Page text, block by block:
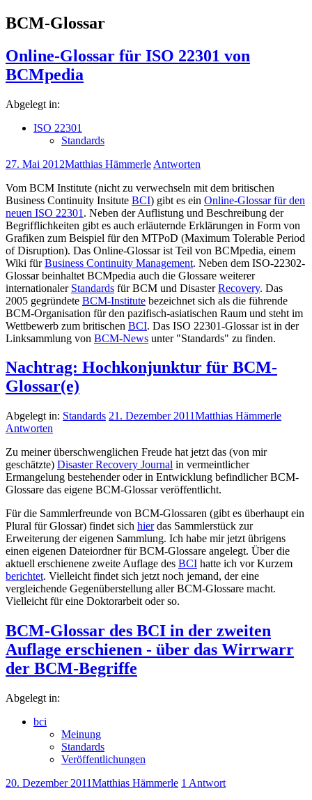
BCM-Glossar
Online-Glossar für ISO 22301 von
BCMpedia
Abgelegt in:
ISO 22301
Standards
27. Mai 2012Matthias Hämmerle Antworten
Vom BCM Institute (nicht zu verwechseln mit dem britischen
Business Continuity Insitute BCI) gibt es ein Online-Glossar für den
neuen ISO 22301 . Neben der Auflistung und Beschreibung der
Begrifflichkeiten gibt es auch erläuternde Erklärungen in Form von
Grafiken zum Beispiel für den MTPoD (Maximum Tolerable Period
of Disruption). Das Online-Glossar ist Teil von BCMpedia, einem
Wiki fürBusiness Continuity Management. Neben dem ISO-22302-
Glossar beinhaltet BCMpedia auch die Glossare weiterer
internationaler Standards für BCM und DisasterRecovery. Das
2005 gegründete BCM-Institute bezeichnet sich als die führende
BCM-Organisation für den pazifisch-asiatischen Raum und steht im
Wettbewerb zum britischen BCI. Das ISO 22301-Glossar ist in der
Linksammlung von BCM-News unter "Standards" zu finden.
Nachtrag: Hochkonjunktur für BCM-
Glossar(e)
Abgelegt in: Standards 21. Dezember 2011Matthias Hämmerle
Antworten
Zu meiner überschwenglichen Freude hat jetzt das (von mir
geschätzte) Disaster Recovery Journal in vermeintlicher
Ermangelung bestehender oder in Entwicklung befindlicher BCM-
Glossare das eigene BCM-Glossar veröffentlicht.
Für die Sammlerfreunde von BCM-Glossaren (gibt es überhaupt ein
Plural für Glossar) findet sich hierdas Sammlerstück zur
Erweiterung der eigenen Sammlung. Ich habe mir jetzt übrigens
einen eigenen Dateiordner für BCM-Glossare angelegt. Über die
aktuell erschienene zweite Auflage des BCI hatte ich vor Kurzem
berichtet. Vielleicht findet sich jetzt noch jemand, der eine
vergleichende Gegenüberstellung aller BCM-Glossare macht.
Vielleicht für eine Doktorarbeit oder so.
BCM-Glossar des BCI in der zweiten
Auflage erschienen - über das Wirrwarr
der BCM-Begriffe
Abgelegt in:
bci
Meinung
Standards
Veröffentlichungen
20. Dezember 2011Matthias Hämmerle 1 Antwort